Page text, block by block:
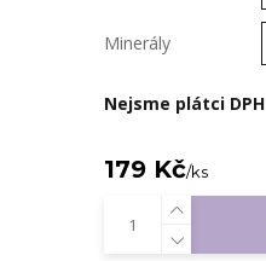
Minerály
Nejsme plátci DPH
179 Kč/ks